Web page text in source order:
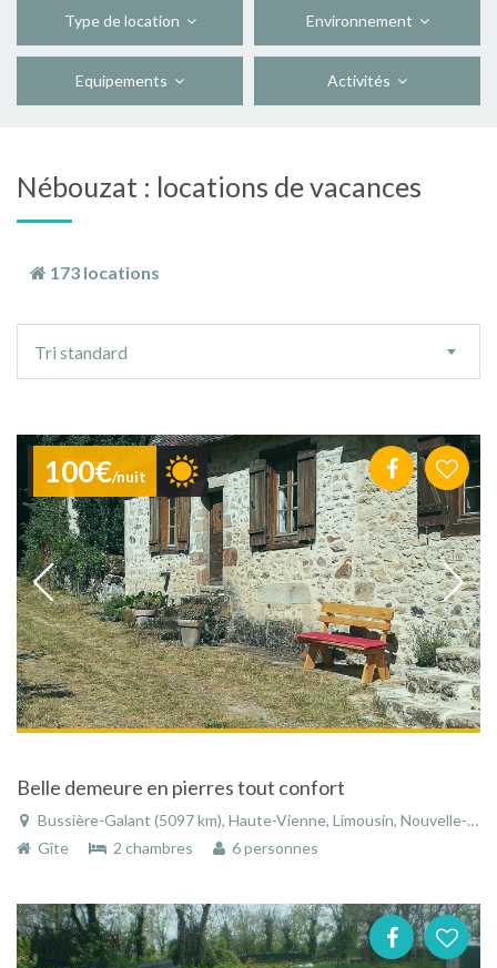
Type de location Environnement
Equipements Activités
Nébouzat : locations de vacances
173 locations
tri
Tri standard
100€/nuit
Belle demeure en pierres tout confort
Bussière-Galant (5097 km), Haute-Vienne, Limousin, Nouvelle-Aquitaine, France
Gîte
2 chambres 6 personnes